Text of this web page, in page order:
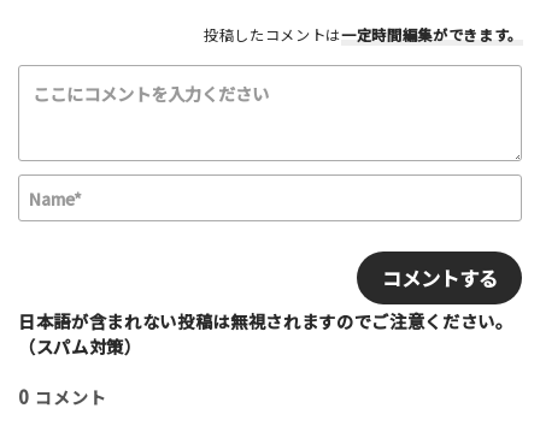
レビュータイトル（※必須）
利用したもの
スクーター
投稿したコメントは一定時間編集ができます。
*
i日本語が含まれない投稿は無視されますのでご注意ください。
（スパム対策）
0 コメント